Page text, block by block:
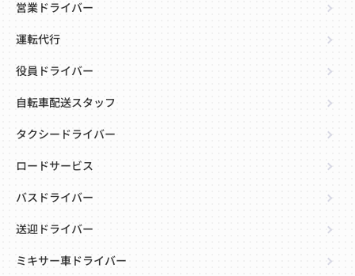
営業ドライバー
運転代行
役員ドライバー
自転車配送スタッフ
タクシードライバー
ロードサービス
バスドライバー
送迎ドライバー
ミキサー車ドライバー